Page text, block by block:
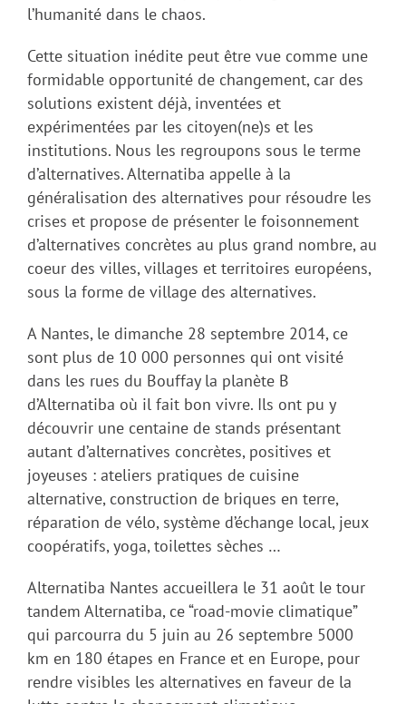
l’humanité dans le chaos.
Cette situation inédite peut être vue comme une
formidable opportunité de changement, car des
solutions existent déjà, inventées et
expérimentées par les citoyen(ne)s et les
institutions. Nous les regroupons sous le terme
d’alternatives. Alternatiba appelle à la
généralisation des alternatives pour résoudre les
crises et propose de présenter le foisonnement
d’alternatives concrètes au plus grand nombre, au
coeur des villes, villages et territoires européens,
sous la forme de village des alternatives.
A Nantes, le dimanche 28 septembre 2014, ce
sont plus de 10 000 personnes qui ont visité
dans les rues du Bouffay la planète B
d’Alternatiba où il fait bon vivre. Ils ont pu y
découvrir une centaine de stands présentant
autant d’alternatives concrètes, positives et
joyeuses : ateliers pratiques de cuisine
alternative, construction de briques en terre,
réparation de vélo, système d’échange local, jeux
coopératifs, yoga, toilettes sèches …
Alternatiba Nantes accueillera le 31 août le tour
tandem Alternatiba, ce “road-movie climatique”
qui parcourra du 5 juin au 26 septembre 5000
km en 180 étapes en France et en Europe, pour
rendre visibles les alternatives en faveur de la